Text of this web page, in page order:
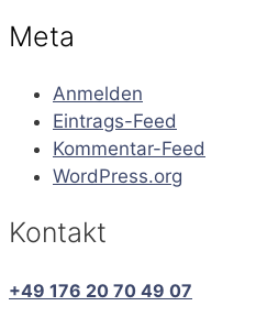
Meta
Anmelden
Eintrags-Feed
Kommentar-Feed
WordPress.org
Kontakt
+49 176 20 70 49 07